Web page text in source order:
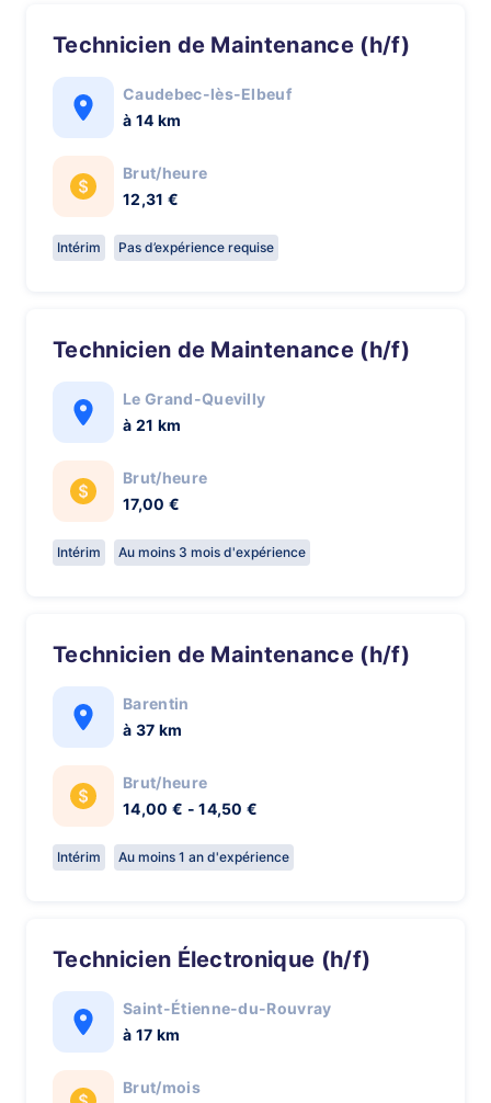
Technicien de Maintenance (h/f)
Caudebec-lès-Elbeuf
à 14 km
Brut/heure
12,31 €
Intérim Pas d’expérience requise
Technicien de Maintenance (h/f)
Le Grand-Quevilly
à 21 km
Brut/heure
17,00 €
Intérim Au moins 3 mois d'expérience
Technicien de Maintenance (h/f)
Barentin
à 37 km
Brut/heure
14,00 € - 14,50 €
Intérim Au moins 1 an d'expérience
Technicien Électronique (h/f)
Saint-Étienne-du-Rouvray
à 17 km
Brut/mois